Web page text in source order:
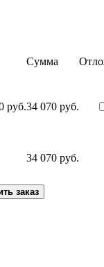
Сумма
руб.34 070 руб.
34 070 руб.